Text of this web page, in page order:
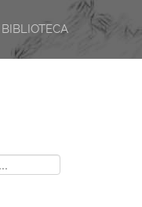
BIBLIOTECA